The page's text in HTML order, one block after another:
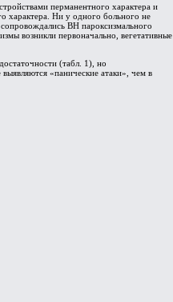
перманентного характера и
характера. Ни у одного больного не
ВН пароксизмального
возникли первоначально, вегетативные
(табл. 1), но
«панические атаки», чем в